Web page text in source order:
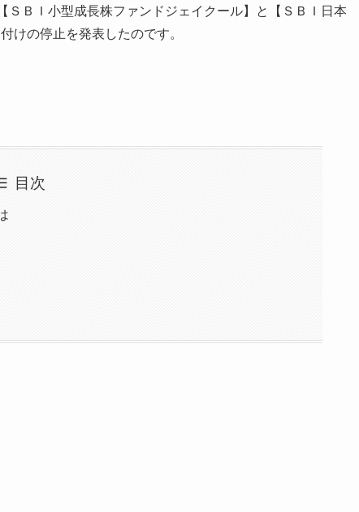
ＢＩ小型成長株ファンドジェイクール】と【ＳＢＩ日本
けの停止を発表したのです。
目次